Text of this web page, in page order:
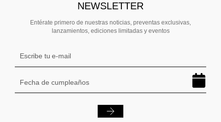
NEWSLETTER
Entérate primero de nuestras noticias, preventas exclusivas,
lanzamientos, ediciones limitadas y eventos